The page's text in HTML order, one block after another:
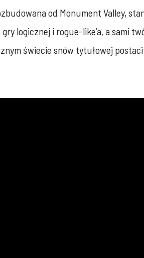
od Monument Valley,
logicznej i rogue-like’a, a sami
świecie snów tytułowej